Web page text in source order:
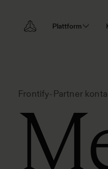
Plattform
Frontify-Partner